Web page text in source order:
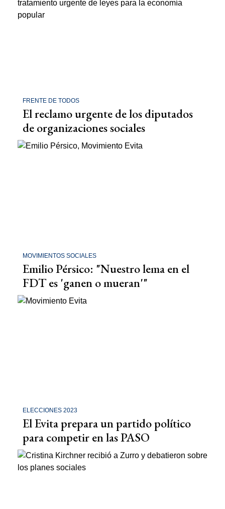
FRENTE DE TODOS
El reclamo urgente de los diputados
de organizaciones sociales
MOVIMIENTOS SOCIALES
Emilio Pérsico: "Nuestro lema en el
FDT es 'ganen o mueran'"
ELECCIONES 2023
El Evita prepara un partido político
para competir en las PASO